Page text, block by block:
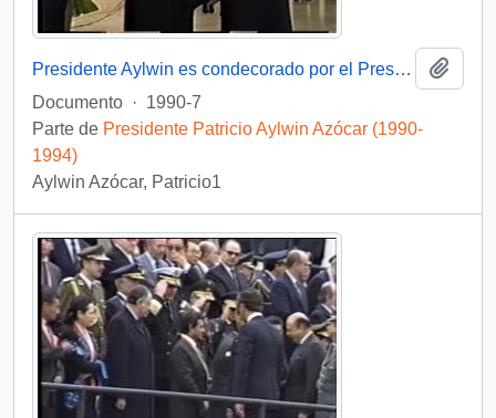
Presidente Aylwin es condecorado por el Presidente Collor de Mello en Brasil: video
Documento · 1990-7
Parte de Presidente Patricio Aylwin Azócar (1990-
1994)
Aylwin Azócar, Patricio1